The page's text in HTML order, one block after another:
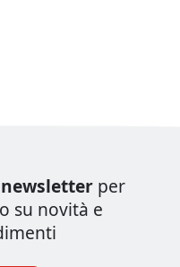
newsletter per
su novità e